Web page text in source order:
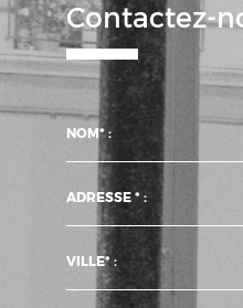
Contactez-
NOM* :
ADRESSE * :
VILLE* :